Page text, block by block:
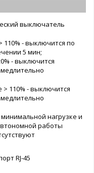
выключатель
110% - выключится по
5 мин;
- выключится
> 110% - выключится
нагрузке и
работы
RJ-45